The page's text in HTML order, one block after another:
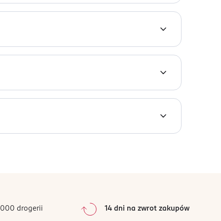
rozwój bakterii odpowiedzialnych za
świąd, suchość i uczucie napięcia oraz
0%
drogerii 14 dni na zwrot zakupów